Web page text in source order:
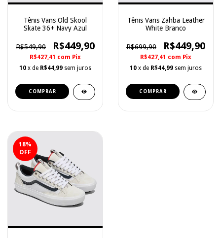
Tênis Vans Old Skool
Skate 36+ Navy Azul
R$549,90 R$449,90
R$427,41 com Pix
10 x de R$44,99 sem juros
COMPRAR
Tênis Vans Zahba Leather
White Branco
R$699,90 R$449,90
R$427,41 com Pix
10 x de R$44,99 sem juros
COMPRAR
18%
OFF